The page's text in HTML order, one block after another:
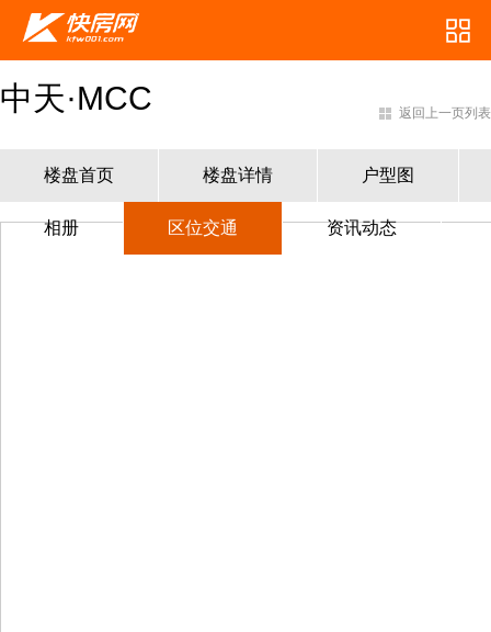
中天·MCC 返回上一页列表
楼盘首页 楼盘详情 户型图
相册 区位交通 资讯动态